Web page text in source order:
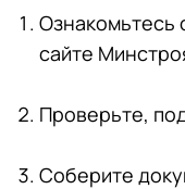
Ознакомьтесь
сайте
Проверьте,
Соберите